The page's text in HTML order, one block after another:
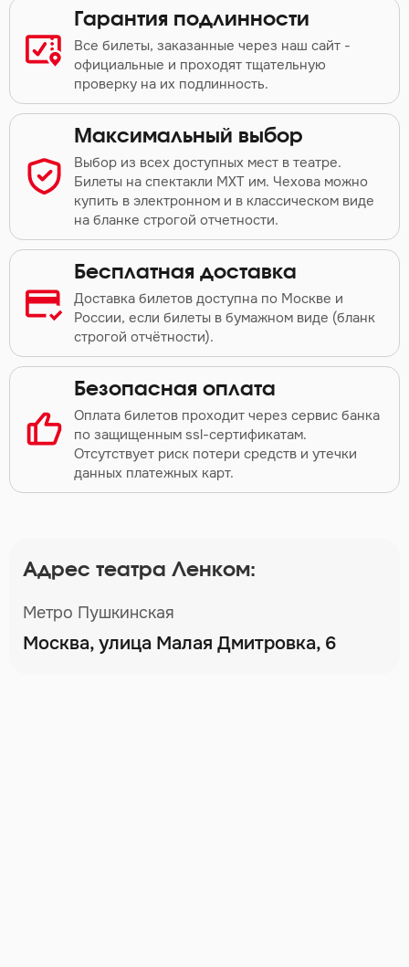
Гарантия подлинности
Все билеты, заказанные через наш сайт -
официальные и проходят тщательную
проверку на их подлинность.
Максимальный выбор
Выбор из всех доступных мест в театре.
Билеты на спектакли МХТ им. Чехова можно
купить в электронном и в классическом виде
на бланке строгой отчетности.
Бесплатная доставка
Доставка билетов доступна по Москве и
России, если билеты в бумажном виде (бланк
строгой отчётности).
Безопасная оплата
Оплата билетов проходит через сервис банка
по защищенным ssl-сертификатам.
Отсутствует риск потери средств и утечки
данных платежных карт.
Адрес театра Ленком:
Метро Пушкинская
Москва, улица Малая Дмитровка, 6